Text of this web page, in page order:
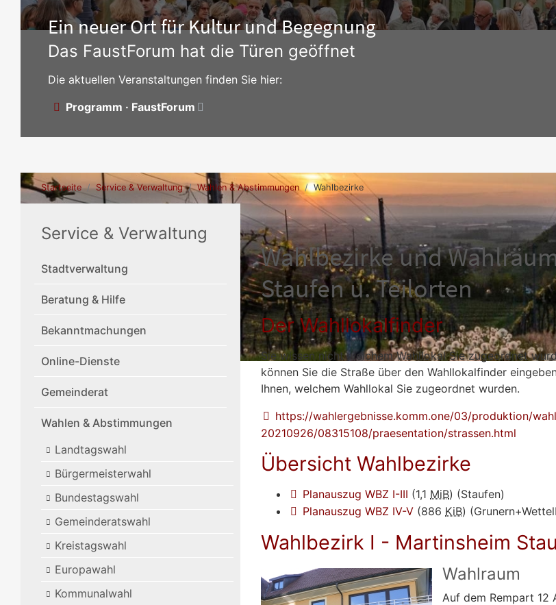
Ein neuer Ort für Kultur und Begegnung
Das FaustForum hat die Türen geöffnet
Die aktuellen Veranstaltungen finden Sie hier:
Programm · FaustForum
Startseite Service & Verwaltung Wahlen & Abstimmungen Wahlbezirke
Service & Verwaltung
Stadtverwaltung
Beratung & Hilfe
Bekanntmachungen
Online-Dienste
Gemeinderat
Wahlen & Abstimmungen
Landtagswahl
Bürgermeisterwahl
Bundestagswahl
Gemeinderatswahl
Kreistagswahl
Europawahl
Kommunalwahl
Wahlbezirke und
Staufen u. Teilorten
Der Wahllokalfinder
Sie wissen nicht welchem Wahllokal Sie zugeordnet
können Sie die Straße über den Wahllokalfinder
Ihnen, welchem Wahllokal Sie zugeordnet wurden.
https://wahlergebnisse.komm.one/03/produktion/
20210926/08315108/praesentation/strassen.html
Übersicht Wahlbezirke
Planauszug WBZ I-III (1,1 MiB) (Staufen)
Planauszug WBZ IV-V (886 KiB)
Wahlbezirk I - Martinsheim
Wahlraum
Auf dem Rempart 12